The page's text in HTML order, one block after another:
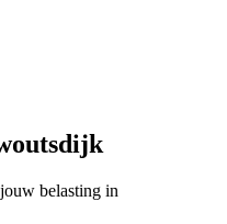
belasting in